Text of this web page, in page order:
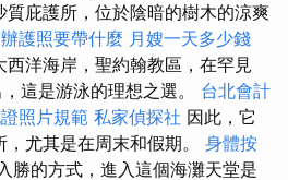
庇護所，位於陰暗的樹木的涼爽
辦護照要帶什麼 月嫂一天多少錢
洋海岸，聖約翰教區，在罕見
這是游泳的理想之選。 台北會計
照片規範 私家偵探社 因此，它
尤其是在周末和假期。 身體按
勝的方式，進入這個海灘天堂是